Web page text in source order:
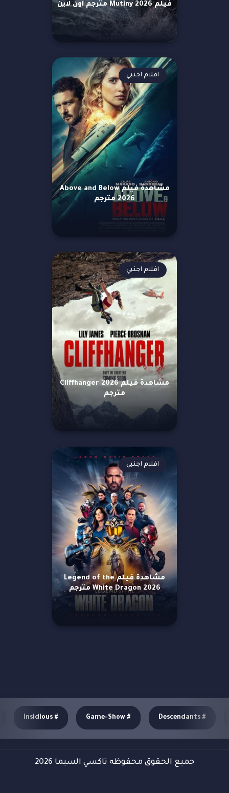
فيلم Mutiny 2026 مترجم اون لاين
مشاهدة فيلم Above and Below
2026 مترجم
افلام اجنبي
مشاهدة فيلم Cliffhanger 2026
مترجم
افلام اجنبي
مشاهدة فيلم Legend of the
White Dragon 2026 مترجم
افلام اجنبي
#
Descendants
#
Game-Show
#
Insidious
جميع الحقوق محفوظه تاكسي السيما 2026